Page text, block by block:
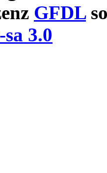
GFDL
3.0